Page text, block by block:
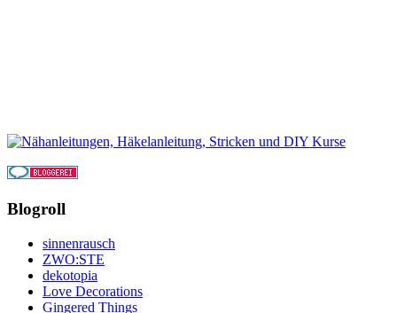
Blogroll
sinnenrausch
ZWO:STE
dekotopia
Love Decorations
Gingered Things